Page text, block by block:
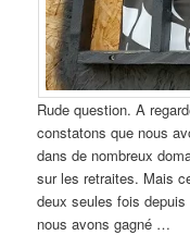
Rude question. A
constatons que nous
dans de nombreux
sur les retraites. Mais
deux seules fois depuis
nous avons gagné …